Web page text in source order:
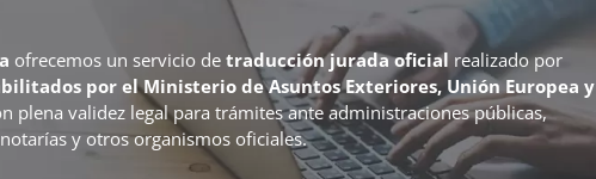
ofrecemos un servicio de traducción jurada oficial realizado por
por el Ministerio de Asuntos Exteriores, Unión Europea y
plena validez legal para trámites ante administraciones públicas,
y otros organismos oficiales.